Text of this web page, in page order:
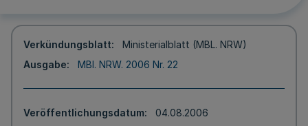
Verkündungsblatt
Ministerialblatt (MBL. NRW)
Ausgabe
MBl. NRW. 2006 Nr. 22
Veröffentlichungsdatum
04.08.2006